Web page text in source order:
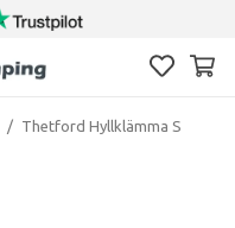
/ Thetford Hyllklämma S